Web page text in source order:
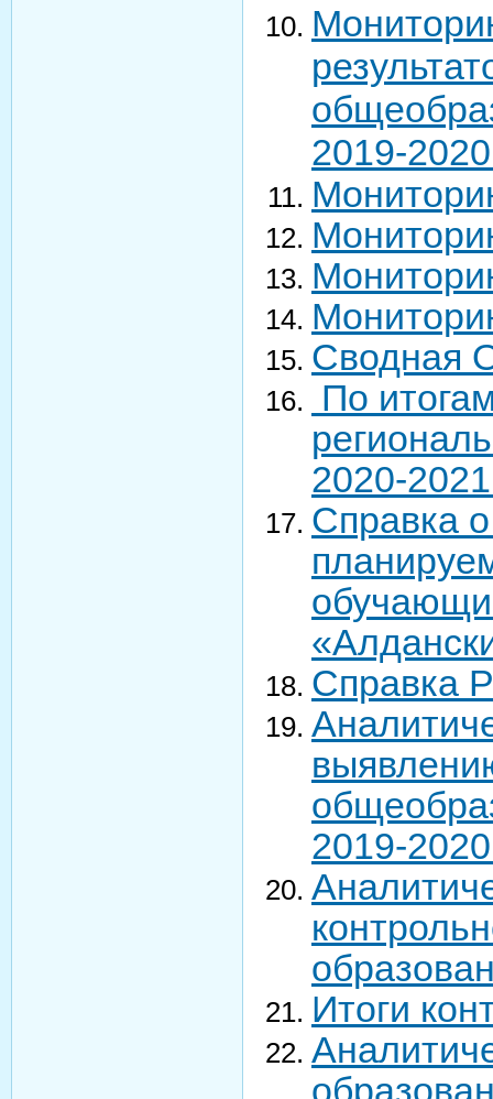
2019-
Сводная
По
2020-
Справка
Справка
2019-
Итоги